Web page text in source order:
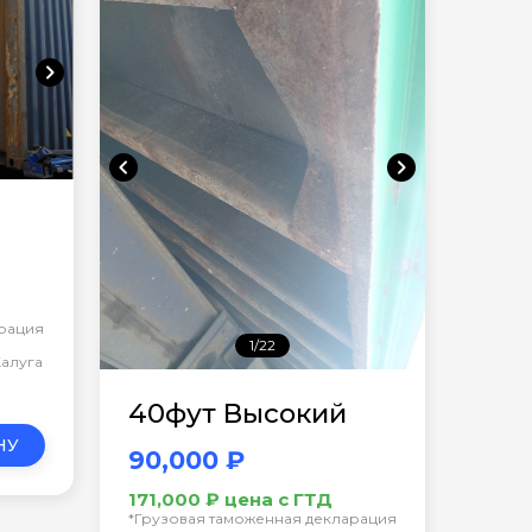
chevron_right
chevron_left chevron_right
1/22
40фут Высокий
90,000 ₽
171,000 ₽ цена с ГТД
*Грузовая таможенная декларация